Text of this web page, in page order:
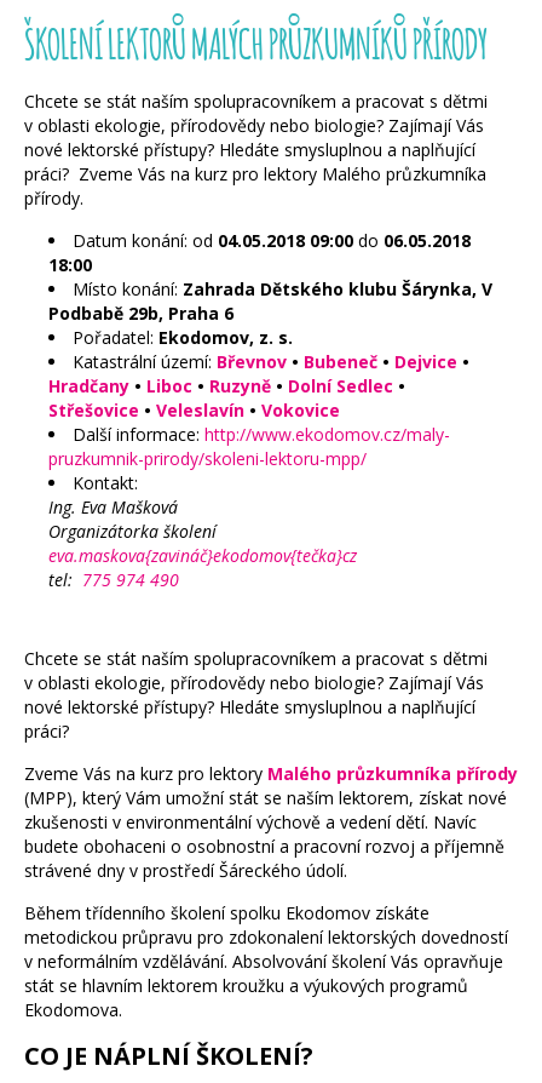
ŠKOLENÍ LEKTORŮ MALÝCH PRŮZKUMNÍKŮ PŘÍRODY
Chcete se stát naším spolupracovníkem a pracovat s dětmi
v oblasti ekologie, přírodovědy nebo biologie? Zajímají Vás
nové lektorské přístupy? Hledáte smysluplnou a naplňující
práci? Zveme Vás na kurz pro lektory Malého průzkumníka
přírody.
Datum konání: od 04.05.2018 09:00 do 06.05.2018
18:00
Místo konání: Zahrada Dětského klubu Šárynka, V
Podbabě 29b, Praha 6
Pořadatel: Ekodomov, z. s.
Katastrální území: Břevnov • Bubeneč • Dejvice •
Hradčany • Liboc • Ruzyně • Dolní Sedlec •
Střešovice • Veleslavín • Vokovice
Další informace: http://www.ekodomov.cz/maly-
pruzkumnik-prirody/skoleni-lektoru-mpp/
Kontakt:
Ing. Eva Mašková
Organizátorka školení
eva.maskova{zavináč}ekodomov{tečka}cz
tel: 775 974 490
Chcete se stát naším spolupracovníkem a pracovat s dětmi
v oblasti ekologie, přírodovědy nebo biologie? Zajímají Vás
nové lektorské přístupy? Hledáte smysluplnou a naplňující
práci?
Zveme Vás na kurz pro lektory Malého průzkumníka přírody
(MPP), který Vám umožní stát se naším lektorem, získat nové
zkušenosti v environmentální výchově a vedení dětí. Navíc
budete obohaceni o osobnostní a pracovní rozvoj a příjemně
strávené dny v prostředí Šáreckého údolí.
Během třídenního školení spolku Ekodomov získáte
metodickou průpravu pro zdokonalení lektorských dovedností
v neformálním vzdělávání. Absolvování školení Vás opravňuje
stát se hlavním lektorem kroužku a výukových programů
Ekodomova.
CO JE NÁPLNÍ ŠKOLENÍ?